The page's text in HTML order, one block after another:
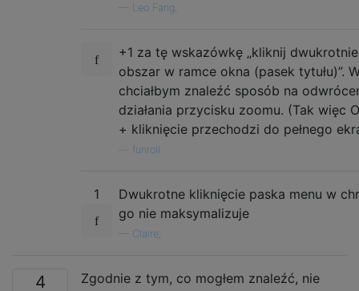
Leo Fang,
+1 za tę wskazówkę „kliknij
obszar w ramce okna (pasek tytułu)”.
chciałbym znaleźć sposób na
działania przycisku zoomu. (Tak więc
+ kliknięcie przechodzi do pełnego
funroll
1
Dwukrotne kliknięcie paska menu w
go nie maksymalizuje
Claire,
4
Zgodnie z tym, co mogłem znaleźć, nie